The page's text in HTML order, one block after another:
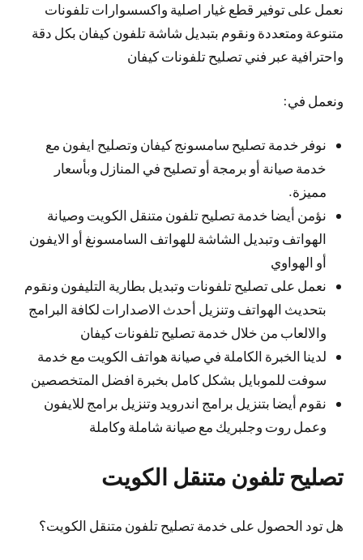
نعمل على توفير قطع غيار اصلية واكسسوارات تلفونات
متنوعة ومتعددة ونقوم بتبديل شاشة تلفون كيفان بكل دقة
واحترافية عبر فني تصليح تلفونات كيفان
ونعمل في:
نوفر خدمة تصليح سامسونج كيفان وتصليح ايفون مع
خدمة صيانة أو برمجة أو تصليح في المنازل وبأسعار
مميزة.
نؤمن أيضا خدمة تصليح تلفون متنقل الكويت وصيانة
الهواتف وتبديل الشاشة للهواتف السامسونغ أو الايفون
أو الهواوي
نعمل على تصليح تلفونات وتبديل بطارية التليفون ونقوم
بتحديث الهواتف وتنزيل أحدث الاصدارات لكافة البرامج
والالعاب من خلال خدمة تصليح تلفونات كيفان
لدينا الخبرة الكاملة في صيانة هواتف الكويت مع خدمة
سوفت للموبايل بشكل كامل بخبرة افضل المتخصصين
نقوم أيضا بتنزيل برامج اندرويد وتنزيل برامج للايفون
وعمل روت وجلبريك مع صيانة شاملة وكاملة
تصليح تلفون متنقل الكويت
هل تود الحصول على خدمة تصليح تلفون متنقل الكويت؟